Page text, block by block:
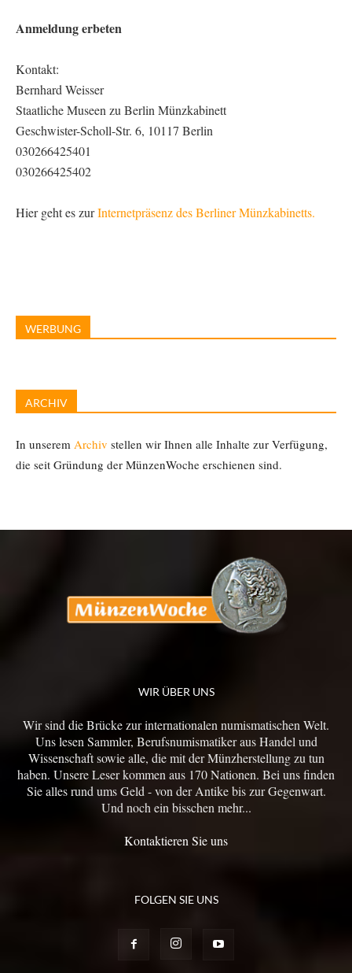
Anmeldung erbeten
Kontakt:
Bernhard Weisser
Staatliche Museen zu Berlin Münzkabinett
Geschwister-Scholl-Str. 6, 10117 Berlin
030266425401
030266425402
Hier geht es zurInternetpräsenz des Berliner Münzkabinetts.
WERBUNG
ARCHIV
In unserem Archiv stellen wir Ihnen alle Inhalte zur Verfügung,
die seit Gründung der MünzenWoche erschienen sind.
WIR ÜBER UNS
Wir sind die Brücke zur internationalen numismatischen Welt.
Uns lesen Sammler, Berufsnumismatiker aus Handel und
Wissenschaft sowie alle, die mit der Münzherstellung zu tun
haben. Unsere Leser kommen aus 170 Nationen. Bei uns finden
Sie alles rund ums Geld - von der Antike bis zur Gegenwart.
Und noch ein bisschen mehr...
Kontaktieren Sie uns
FOLGEN SIE UNS